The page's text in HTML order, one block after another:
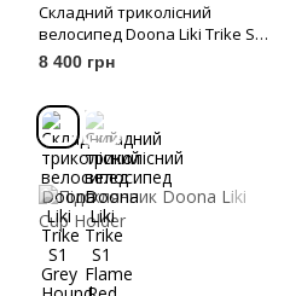
Складний триколісний
велосипед Doona Liki Trike S1
Grey Hound
8 400 грн